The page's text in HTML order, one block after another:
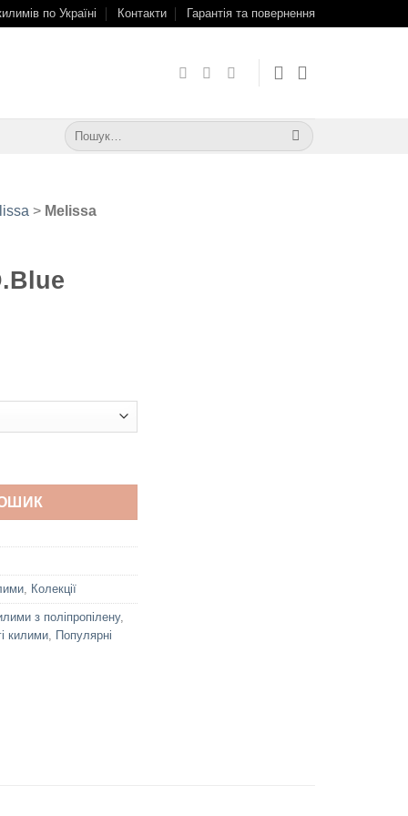
по Україні Контакти Гарантія та повернення
Шукати:
> Melissa
Колекції
з поліпропілену,
килими Популярні